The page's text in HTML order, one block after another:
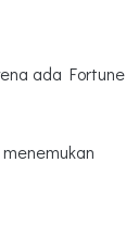
ada Fortune